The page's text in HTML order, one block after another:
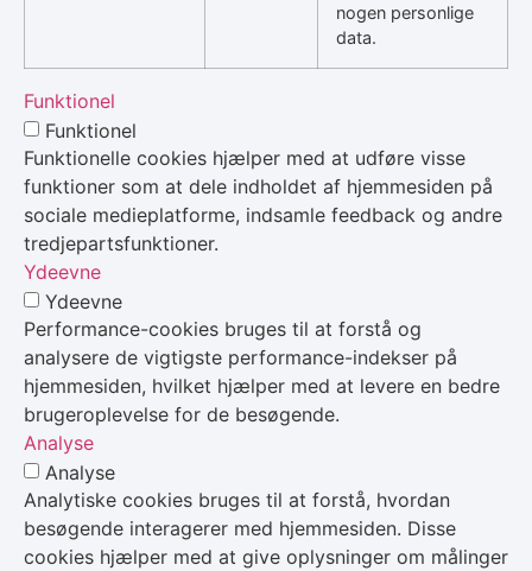
nogen personlige
data.
Funktionel
Funktionel
Funktionelle cookies hjælper med at udføre visse
funktioner som at dele indholdet af hjemmesiden på
sociale medieplatforme, indsamle feedback og andre
tredjepartsfunktioner.
Ydeevne
Ydeevne
Performance-cookies bruges til at forstå og
analysere de vigtigste performance-indekser på
hjemmesiden, hvilket hjælper med at levere en bedre
brugeroplevelse for de besøgende.
Analyse
Analyse
Analytiske cookies bruges til at forstå, hvordan
besøgende interagerer med hjemmesiden. Disse
cookies hjælper med at give oplysninger om målinger